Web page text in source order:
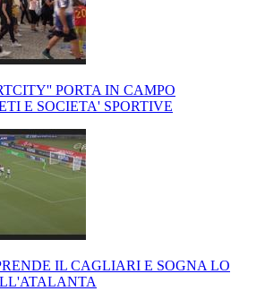
PORTA IN CAMPO
E SOCIETA' SPORTIVE
IL CAGLIARI E SOGNA LO